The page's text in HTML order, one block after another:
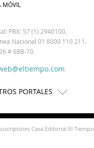
MÓVIL
PBX: 57 (1) 2940100.
Nacional 01 8000 110 211.
# 68B-70.
PORTALES
Casa Editorial El Tiempo